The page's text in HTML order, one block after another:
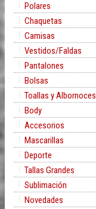
Polares
Chaquetas
Camisas
Vestidos/Faldas
Pantalones
Bolsas
Toallas y Albornoces
Body
Accesorios
Mascarillas
Deporte
Tallas Grandes
Sublimación
Novedades